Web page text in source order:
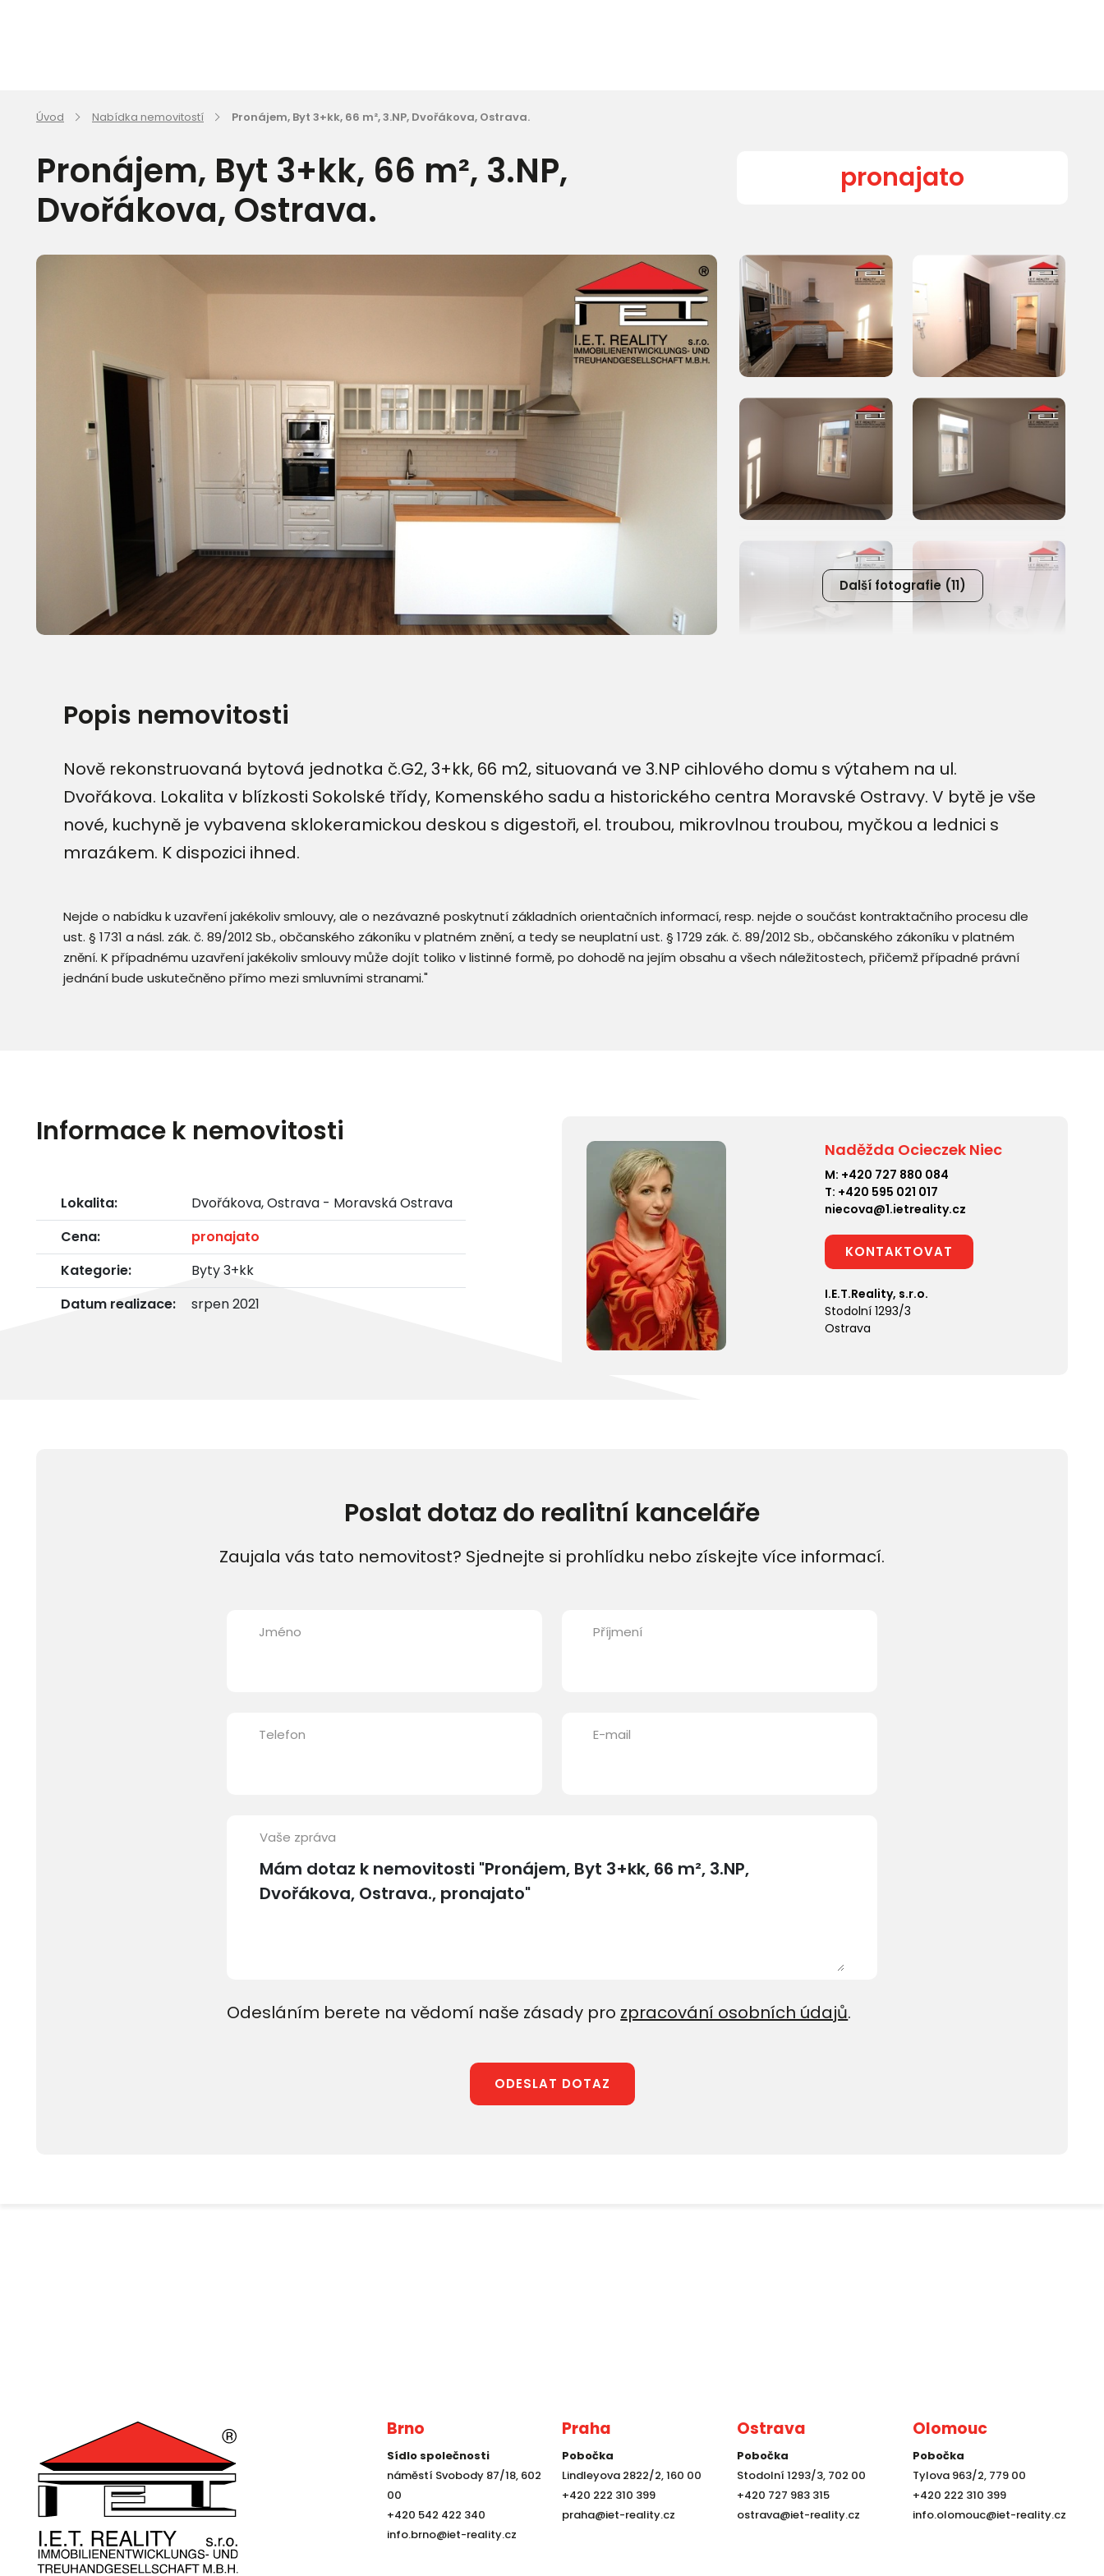
Úvod Nabídka nemovitostí Pronájem, Byt 3+kk, 66 m², 3.NP, Dvořákova, Ostrava.
Pronájem, Byt 3+kk, 66 m², 3.NP,
Dvořákova, Ostrava.
pronajato
Další fotografie (11)
Popis nemovitosti
Nově rekonstruovaná bytová jednotka č.G2, 3+kk, 66 m2, situovaná ve 3.NP cihlového domu s výtahem na ul.
Dvořákova. Lokalita v blízkosti Sokolské třídy, Komenského sadu a historického centra Moravské Ostravy. V bytě je vše
nové, kuchyně je vybavena sklokeramickou deskou s digestoři, el. troubou, mikrovlnou troubou, myčkou a lednici s
mrazákem. K dispozici ihned.
Nejde o nabídku k uzavření jakékoliv smlouvy, ale o nezávazné poskytnutí základních orientačních informací, resp. nejde o součást kontraktačního procesu dle
ust. § 1731 a násl. zák. č. 89/2012 Sb., občanského zákoníku v platném znění, a tedy se neuplatní ust. § 1729 zák. č. 89/2012 Sb., občanského zákoníku v platném
znění. K případnému uzavření jakékoliv smlouvy může dojít toliko v listinné formě, po dohodě na jejím obsahu a všech náležitostech, přičemž případné právní
jednání bude uskutečněno přímo mezi smluvními stranami."
Informace k nemovitosti
Lokalita:
Dvořákova, Ostrava - Moravská Ostrava
Cena:
pronajato
Kategorie:
Byty 3+kk
Datum realizace:
srpen 2021
Naděžda Ocieczek Niec
M: +420 727 880 084
T: +420 595 021 017
niecova@1.ietreality.cz
KONTAKTOVAT
I.E.T.Reality, s.r.o.
Stodolní 1293/3
Ostrava
Poslat dotaz do realitní kanceláře
Zaujala vás tato nemovitost? Sjednejte si prohlídku nebo získejte více informací.
Jméno Příjmení
Telefon E-mail
Vaše zpráva
Odesláním berete na vědomí naše zásady pro zpracování osobních údajů.
ODESLAT DOTAZ
Brno
Sídlo společnosti
náměstí Svobody 87/18, 602
00
+420 542 422 340
info.brno@iet-reality.cz
Praha
Pobočka
Lindleyova 2822/2, 160 00
+420 222 310 399
praha@iet-reality.cz
Ostrava
Pobočka
Stodolní 1293/3, 702 00
+420 727 983 315
ostrava@iet-reality.cz
Olomouc
Pobočka
Tylova 963/2, 779 00
+420 222 310 399
info.olomouc@iet-reality.cz